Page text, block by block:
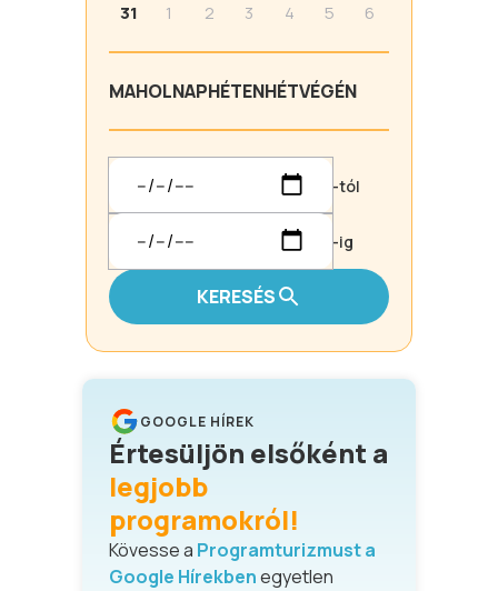
31
1 2 3 4 5 6
MAHOLNAPHÉTENHÉTVÉGÉN
-tól
-ig
KERESÉS
GOOGLE HÍREK
Értesüljön elsőként a
legjobb
programokról!
Kövesse a Programturizmust a
Google Hírekbenegyetlen